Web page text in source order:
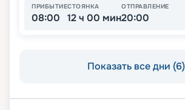
ПРИБЫТИЕ
08:00
СТОЯНКА
12 ч 00 мин
ОТПРАВЛЕНИЕ
20:00
Показать все дни (6)